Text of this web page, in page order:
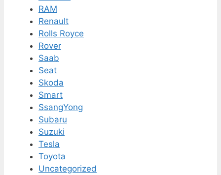
RAM
Renault
Rolls Royce
Rover
Saab
Seat
Skoda
Smart
SsangYong
Subaru
Suzuki
Tesla
Toyota
Uncategorized